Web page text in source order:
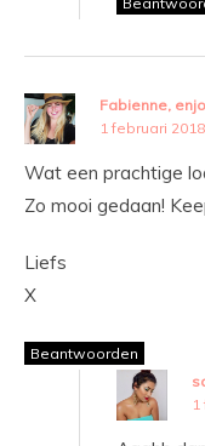
Fabienne,
1 februari
Wat een prachtige
Zo mooi gedaan!
Liefs
X
Beantwoorden